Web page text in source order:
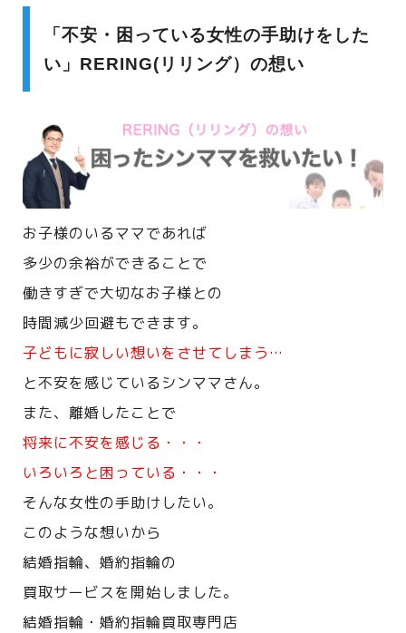
「不安・困っている女性の手助けをした
い」RERING(リリング）の想い
お子様のいるママであれば
多少の余裕ができることで
働きすぎで大切なお子様との
時間減少回避もできます。
子どもに寂しい想いをさせてしまう…
と不安を感じているシンママさん。
また、離婚したことで
将来に不安を感じる・・・
いろいろと困っている・・・
そんな女性の手助けしたい。
このような想いから
結婚指輪、婚約指輪の
買取サービスを開始しました。
結婚指輪・婚約指輪買取専門店